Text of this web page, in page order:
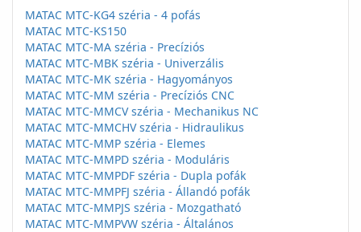
MATAC MTC-KG4 széria - 4 pofás
MATAC MTC-KS150
MATAC MTC-MA széria - Precíziós
MATAC MTC-MBK széria - Univerzális
MATAC MTC-MK széria - Hagyományos
MATAC MTC-MM széria - Precíziós CNC
MATAC MTC-MMCV széria - Mechanikus NC
MATAC MTC-MMCHV széria - Hidraulikus
MATAC MTC-MMP széria - Elemes
MATAC MTC-MMPD széria - Moduláris
MATAC MTC-MMPDF széria - Dupla pofák
MATAC MTC-MMPFJ széria - Állandó pofák
MATAC MTC-MMPJS széria - Mozgatható
MATAC MTC-MMPVW széria - Általános